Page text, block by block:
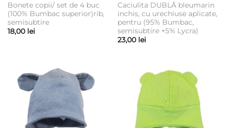
Bonete copii/ set de 4 buc
(100% Bumbac superior)rib,
semisubtire
18,00 lei
Caciulita DUBLĂ bleumarin
inchis, cu urechiuse aplicate,
pentru (95% Bumbac,
semisubtire +5% Lycra)
23,00 lei